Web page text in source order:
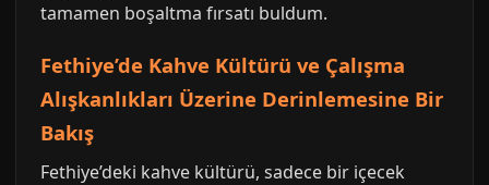
tamamen boşaltma fırsatı buldum.
Fethiye’de Kahve Kültürü ve Çalışma
Alışkanlıkları Üzerine Derinlemesine Bir
Bakış
Fethiye’deki kahve kültürü, sadece bir içecek